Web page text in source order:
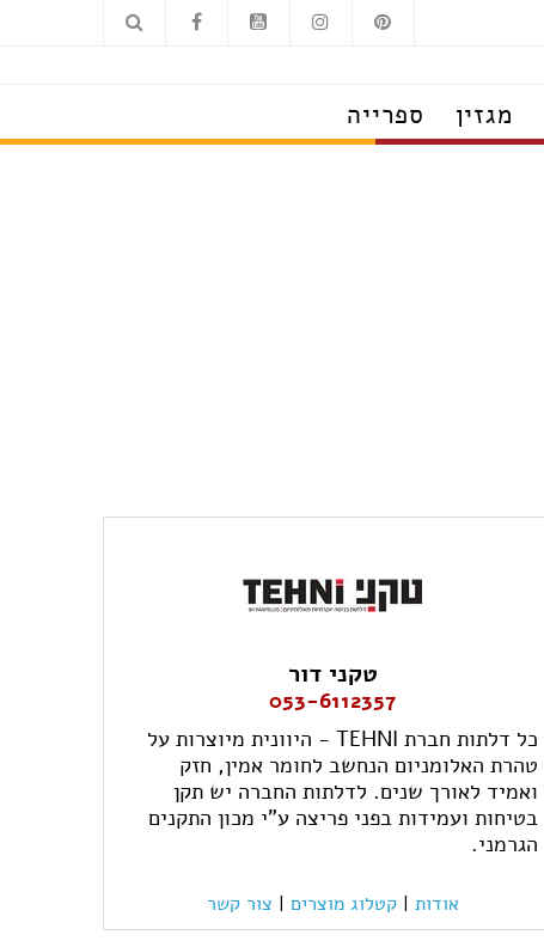
מגזין ספרייה
טקני דור
053-6112357
כל דלתות חברת TEHNI - היוונית מיוצרות על
טהרת האלומניום הנחשב לחומר אמין, חזק
ואמיד לאורך שנים. לדלתות החברה יש תקן
בטיחות ועמידות בפני פריצה ע"י מכון התקנים
הגרמני.
אודות | קטלוג מוצרים | צור קשר